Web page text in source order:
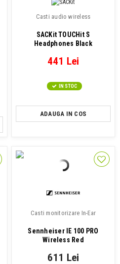
Casti audio wireless
SACKit TOUCHit S
Headphones Black
441 Lei
IN STOC
ADAUGA IN COS
Casti monitorizare In-Ear
Sennheiser IE 100 PRO
Wireless Red
611 Lei